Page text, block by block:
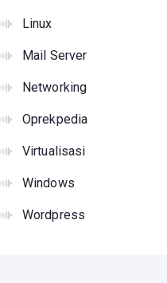
Linux
Mail Server
Networking
Oprekpedia
Virtualisasi
Windows
Wordpress